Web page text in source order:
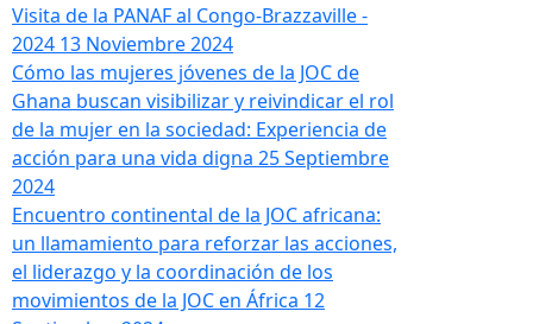
Visita de la PANAF al Congo-Brazzaville -
2024 13 Noviembre 2024
Cómo las mujeres jóvenes de la JOC de
Ghana buscan visibilizar y reivindicar el rol
de la mujer en la sociedad: Experiencia de
acción para una vida digna 25 Septiembre
2024
Encuentro continental de la JOC africana:
un llamamiento para reforzar las acciones,
el liderazgo y la coordinación de los
movimientos de la JOC en África 12